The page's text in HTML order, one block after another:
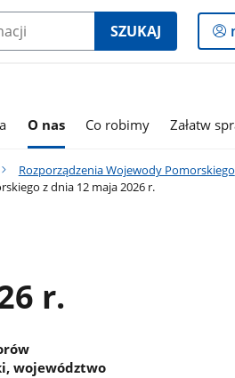
SZUKAJ
O nas Co robimy Załatw
Rozporządzenia Wojewody Pomorskiego
z dnia 12 maja 2026 r.
r.
województwo